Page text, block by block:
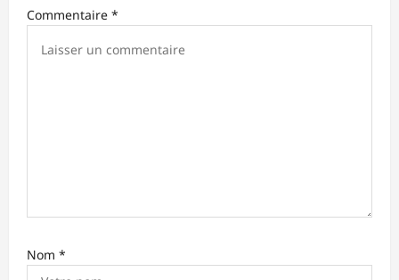
r
Commentaire *
Nom *